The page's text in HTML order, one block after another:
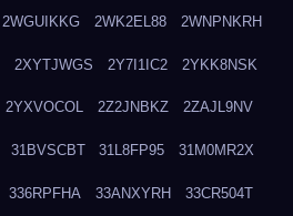
2WGUIKKG 2WK2EL88 2WNPNKRH
2XYTJWGS 2Y7I1IC2 2YKK8NSK
2YXVOCOL 2Z2JNBKZ 2ZAJL9NV
31BVSCBT 31L8FP95 31M0MR2X
336RPFHA 33ANXYRH 33CR504T